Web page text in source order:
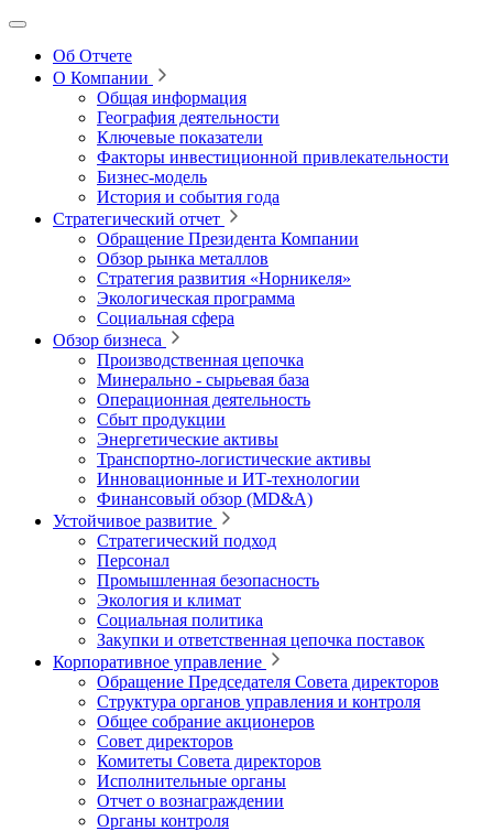
Об Отчете
О Компании
Общая информация
География деятельности
Ключевые показатели
Факторы инвестиционной привлекательности
Бизнес-модель
История и события года
Стратегический отчет
Обращение Президента Компании
Обзор рынка металлов
Стратегия развития «Норникеля»
Экологическая программа
Социальная сфера
Обзор бизнеса
Производственная цепочка
Минерально ‑ сырьевая база
Операционная деятельность
Сбыт продукции
Энергетические активы
Транспортно-логистические активы
Инновационные и ИТ‑технологии
Финансовый обзор (MD&A)
Устойчивое развитие
Стратегический подход
Персонал
Промышленная безопасность
Экология и климат
Социальная политика
Закупки и ответственная цепочка поставок
Корпоративное управление
Обращение Председателя Совета директоров
Структура органов управления и контроля
Общее собрание акционеров
Совет директоров
Комитеты Совета директоров
Исполнительные органы
Отчет о вознаграждении
Органы контроля